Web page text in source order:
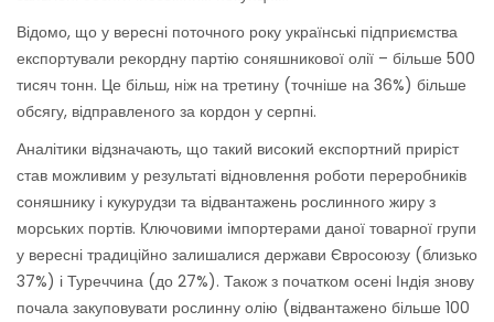
Відомо, що у вересні поточного року українські підприємства
експортували рекордну партію соняшникової олії – більше 500
тисяч тонн. Це більш, ніж на третину (точніше на 36%) більше
обсягу, відправленого за кордон у серпні.
Аналітики відзначають, що такий високий експортний приріст
став можливим у результаті відновлення роботи переробників
соняшнику і кукурудзи та відвантажень рослинного жиру з
морських портів. Ключовими імпортерами даної товарної групи
у вересні традиційно залишалися держави Євросоюзу (близько
37%) і Туреччина (до 27%). Також з початком осені Індія знову
почала закуповувати рослинну олію (відвантажено більше 100